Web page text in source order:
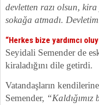
devletten razı olsun, kira
sokağa atmadı.
“Herkes bize yardımcı
Seyidali Semender de
kiraladığını dile getirdi.
Vatandaşların
Semender,